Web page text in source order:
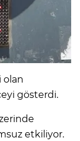
olan
gösterdi.
etkiliyor.